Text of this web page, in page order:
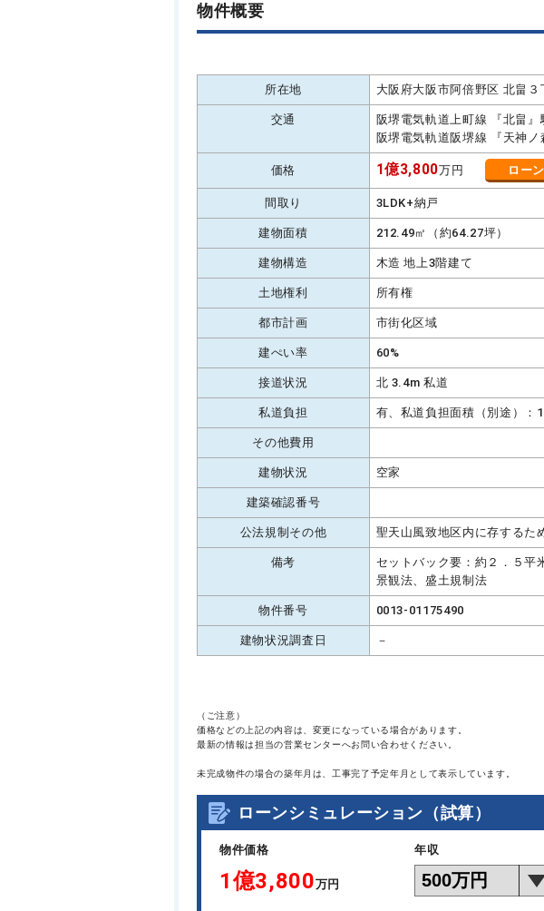
物件概要
所在地 大阪府大阪市阿倍野区 北畠３
交通
阪堺電気軌道上町線 『北畠』
阪堺電気軌道阪堺線 『天神ノ
価格 1億3,800万円 ロー
間取り 3LDK+納戸
建物面積 212.49㎡（約64.27坪）
建物構造 木造 地上3階建て
土地権利 所有権
都市計画 市街化区域
建ぺい率 60%
接道状況 北 3.4m 私道
私道負担 有、私道負担面積（別途）：
その他費用
建物状況 空家
建築確認番号
公法規制その他 聖天山風致地区内に存するた
備考
セットバック要：約２．５
景観法、盛土規制法
物件番号 0013-01175490
建物状況調査日 －
（ご注意）
価格などの上記の内容は、変更になっている場合があります。
最新の情報は担当の営業センターへお問い合わせください。
未完成物件の場合の築年月は、工事完了予定年月として表示しています。
ローンシミュレーション（試算）
物件価格
1億3,800万円
年収